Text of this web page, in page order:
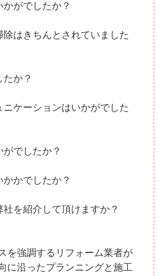
がでしたか？
はきちんとされていました
か？
ケーションはいかがでした
でしたか？
かでしたか？
を紹介して頂けますか？
を強調するリフォーム業者が
に沿ったプランニングと施工